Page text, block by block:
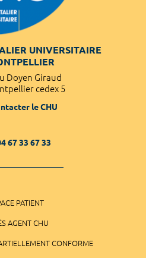
UNIVERSITAIRE
Doyen Giraud
cedex 5
le CHU
67 33 67 33
PATIENT
AGENT CHU
CONFORME